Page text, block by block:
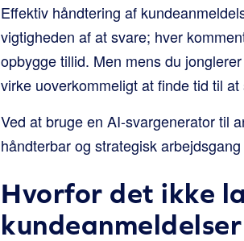
Effektiv håndtering af
vigtigheden af at svare; hver
opbygge tillid. Men mens du
virke uoverkommeligt at finde tid til
Ved at bruge en AI-svargenerator til
håndterbar og strategisk
Hvorfor det ikke
kundeanmeldelser